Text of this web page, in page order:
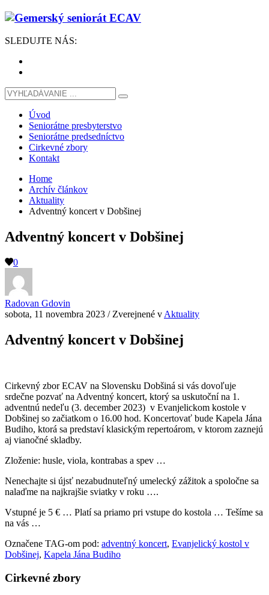
SLEDUJTE NÁS:
Úvod
Seniorátne presbyterstvo
Seniorátne predsedníctvo
Cirkevné zbory
Kontakt
Home
Archív článkov
Aktuality
Adventný koncert v Dobšinej
Adventný koncert v Dobšinej
0
Radovan Gdovin
sobota, 11 novembra 2023 / Zverejnené v Aktuality
Adventný koncert v Dobšinej
Cirkevný zbor ECAV na Slovensku Dobšiná si vás dovoľuje
srdečne pozvať na Adventný koncert, ktorý sa uskutoční na 1.
adventnú nedeľu (3. december 2023) v Evanjelickom kostole v
Dobšinej so začiatkom o 16.00 hod. Koncertovať bude Kapela Jána
Budiho, ktorá sa predstaví klasickým repertoárom, v ktorom zaznejú
aj vianočné skladby.
Zloženie: husle, viola, kontrabas a spev …
Nenechajte si újsť nezabudnuteľný umelecký zážitok a spoločne sa
nalaďme na najkrajšie sviatky v roku ….
Vstupné je 5 € … Platí sa priamo pri vstupe do kostola … Tešíme sa
na vás …
Označene TAG-om pod: adventný koncert, Evanjelický kostol v
Dobšinej, Kapela Jána Budiho
Cirkevné zbory